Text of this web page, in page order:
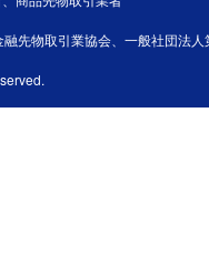
先物取引業協会、一般社団法